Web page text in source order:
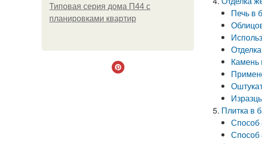
Типовая серия дома П44 с
планировками квартир
Печь в
Камень
Плитка в
Способ
Способ